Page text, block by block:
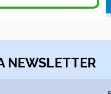
NEWSLETTER